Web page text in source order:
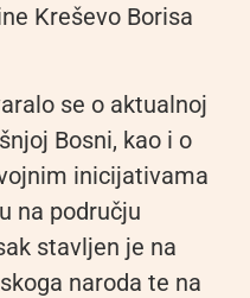
Kreševo Borisa
se o aktualnoj
Bosni, kao i o
inicijativama
na području
stavljen je na
naroda te na